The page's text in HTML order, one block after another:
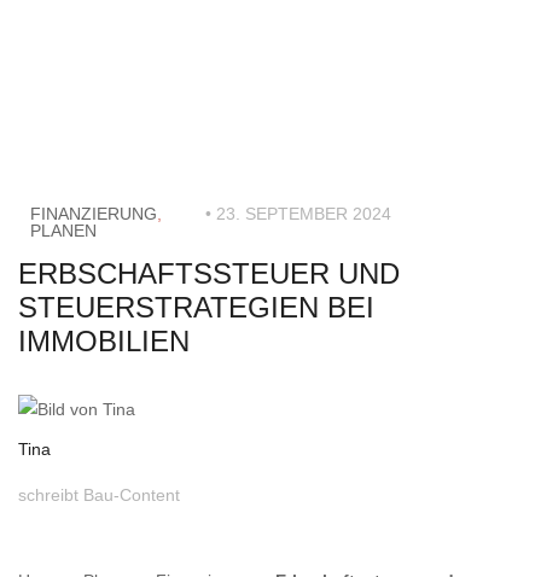
FINANZIERUNG
PLANEN
• 23. SEPTEMBER 2024
ERBSCHAFTSSTEUER UND
STEUERSTRATEGIEN BEI
IMMOBILIEN
Tina
schreibt Bau-Content